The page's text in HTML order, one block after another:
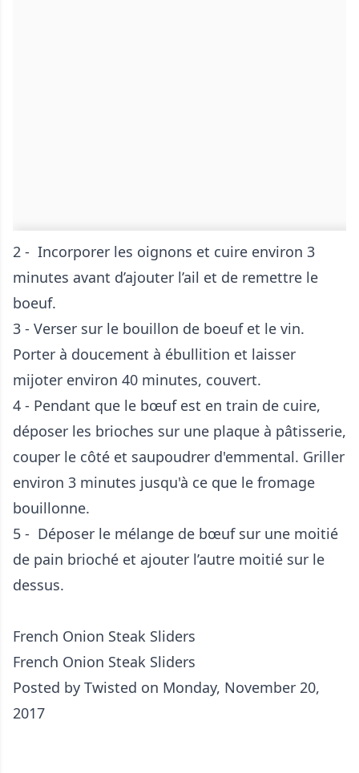
2 - Incorporer les oignons et cuire environ 3
minutes avant d’ajouter l’ail et de remettre le
boeuf.
3 - Verser sur le bouillon de boeuf et le vin.
Porter à doucement à ébullition et laisser
mijoter environ 40 minutes, couvert.
4 - Pendant que le bœuf est en train de cuire,
déposer les brioches sur une plaque à pâtisserie,
couper le côté et saupoudrer d'emmental. Griller
environ 3 minutes jusqu'à ce que le fromage
bouillonne.
5 - Déposer le mélange de bœuf sur une moitié
de pain brioché et ajouter l’autre moitié sur le
dessus.
French Onion Steak Sliders
French Onion Steak Sliders
Posted by Twisted on Monday, November 20,
2017